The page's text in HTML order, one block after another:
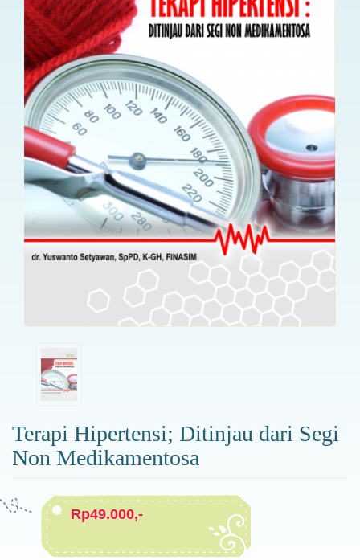
Terapi Hipertensi; Ditinjau dari Segi
Non Medikamentosa
Rp49.000,-